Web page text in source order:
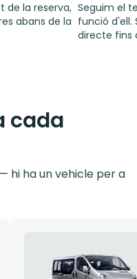
de la reserva,
abans de la
Seguim el
funció d'ell.
directe fins
cada
hi ha un vehicle per a